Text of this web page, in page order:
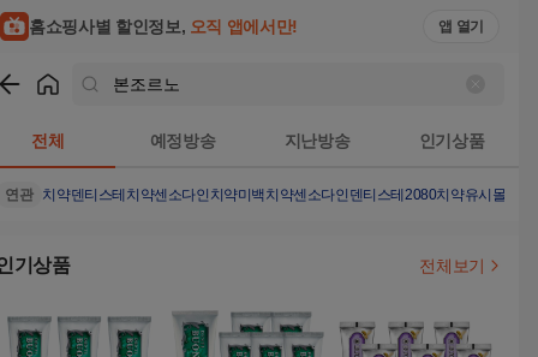
홈쇼핑사별 할인정보, 오직 앱에서만! 앱 열기
전체 예정방송 지난방송 인기상품
연관 치약덴티스테치약센소다인치약미백치약센소다인 덴티스테2080치약유시몰치약
기상품 전체보기